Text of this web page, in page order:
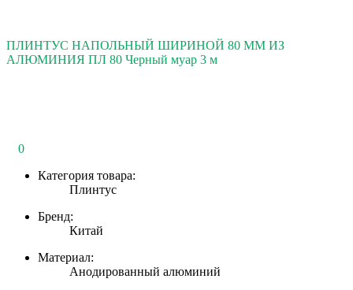
ПЛИНТУС НАПОЛЬНЫЙ ШИРИНОЙ 80 ММ ИЗ
АЛЮМИНИЯ ПЛ 80 Черный муар 3 м
0
Категория товара:
Плинтус
Бренд:
Китай
Материал:
Анодированный алюминий